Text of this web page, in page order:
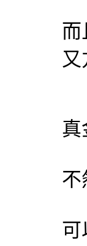
而
又
真
不
可